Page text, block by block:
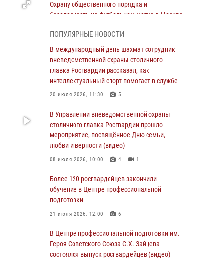
Охрану общественного порядка и
безопасность на футбольном матче в Москве
Столичные росгвардейцы задержали
мужчину, устроившего дебош в букмекерской
конторе (Видео)
05 августа 2026, 12:39
Московские росгвардейцы обеспечили
безопасность проведения футбольного матча
Кубка России (Видео)
05 августа 2026, 12:35 1
ознакомилась с передовыми методами
работы Росгвардии в Москве (видео)
04 августа 2026, 18:16
чемпионат по самбо и боевому самбо.
(видео)
04 августа 2026, 14:00 7 1
ПОПУЛЯРНЫЕ НОВОСТИ
В международный день шахмат сотрудник
вневедомственной охраны столичного
главка Росгвардии рассказал, как
интеллектуальный спорт помогает в службе
20 июля 2026, 11:30 5
В Управлении вневедомственной охраны
столичного главка Росгвардии прошло
мероприятие, посвящённое Дню семьи,
любви и верности (видео)
08 июля 2026, 10:00 4 1
Более 120 росгвардейцев закончили
обучение в Центре профессиональной
подготовки
21 июля 2026, 12:00 6
В Центре профессиональной подготовки им.
Героя Советского Союза С.Х. Зайцева
состоялся выпуск росгвардейцев (видео)